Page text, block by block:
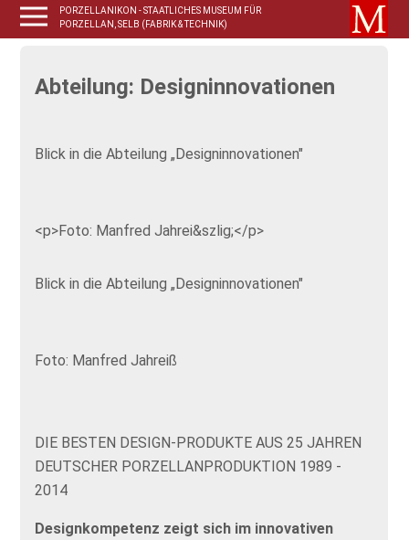
PORZELLANIKON - STAATLICHES MUSEUM FÜR
PORZELLAN, SELB (FABRIK & TECHNIK)
Abteilung: Designinnovationen
Blick in die Abteilung „Designinnovationen"
<p>Foto: Manfred Jahrei&szlig;</p>
Blick in die Abteilung „Designinnovationen"
Foto: Manfred Jahreiß
DIE BESTEN DESIGN-PRODUKTE AUS 25 JAHREN
DEUTSCHER PORZELLANPRODUKTION 1989 -
2014
Designkompetenz zeigt sich im innovativen